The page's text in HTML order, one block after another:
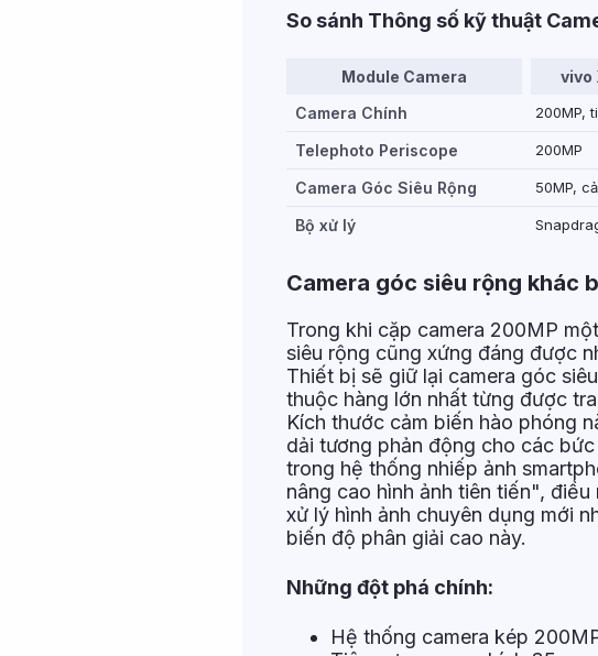
So sánh Thông số kỹ thuật
Module Camera vivo
Camera Chính
200MP,
Telephoto Periscope 200MP
Camera Góc Siêu Rộng 50MP,
Bộ xử lý
Camera góc siêu rộng khác
Trong khi cặp camera 200MP
siêu rộng cũng xứng đáng được
Thiết bị sẽ giữ lại camera góc
thuộc hàng lớn nhất từng được
Kích thước cảm biến hào phóng
dải tương phản động cho các
trong hệ thống nhiếp ảnh
nâng cao hình ảnh tiên tiến",
xử lý hình ảnh chuyên dụng mới
biến độ phân giải cao này.
Những đột phá chính:
Hệ thống camera kép